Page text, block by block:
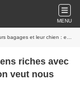
MENU
on veut nous faire pleurer sur la misère ?
riches avec
veut nous